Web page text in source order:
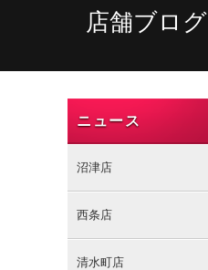
店舗ブログ
ニュース
沼津店
西条店
清水町店